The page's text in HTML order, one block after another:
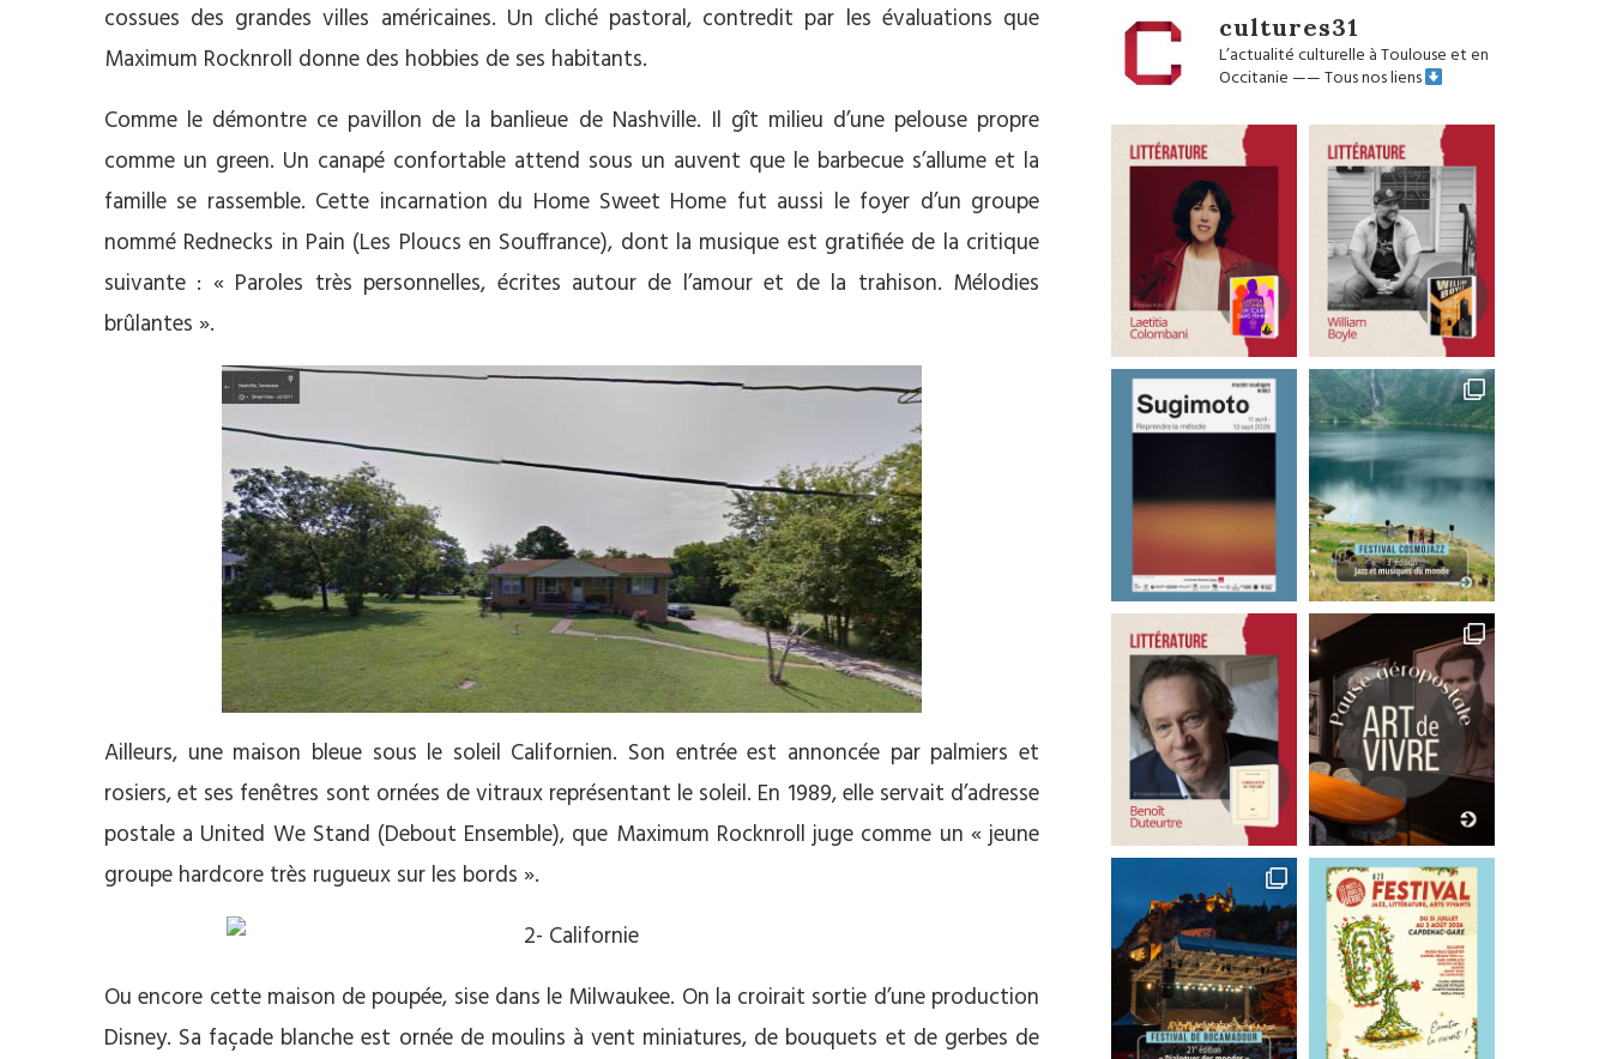
cossues des grandes villes américaines. Un cliché pastoral, contredit par les évaluations que
Maximum Rocknroll donne des hobbies de ses habitants.
Comme le démontre ce pavillon de la banlieue de Nashville. Il gît milieu d’une pelouse propre
comme un green. Un canapé confortable attend sous un auvent que le barbecue s’allume et la
famille se rassemble. Cette incarnation du Home Sweet Home fut aussi le foyer d’un groupe
nommé Rednecks in Pain (Les Ploucs en Souffrance), dont la musique est gratifiée de la critique
suivante : « Paroles très personnelles, écrites autour de l’amour et de la trahison. Mélodies
brûlantes ».
Ailleurs, une maison bleue sous le soleil Californien. Son entrée est annoncée par palmiers et
rosiers, et ses fenêtres sont ornées de vitraux représentant le soleil. En 1989, elle servait d’adresse
postale a United We Stand (Debout Ensemble), que Maximum Rocknroll juge comme un « jeune
groupe hardcore très rugueux sur les bords ».
Ou encore cette maison de poupée, sise dans le Milwaukee. On la croirait sortie d’une production
Disney. Sa façade blanche est ornée de moulins à vent miniatures, de bouquets et de gerbes de
cultures31
L’actualité culturelle à Toulouse et en
Occitanie——Tous nos liens